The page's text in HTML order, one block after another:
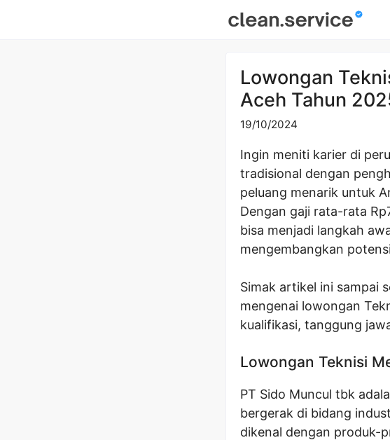
Lowongan
Aceh Tahun
19/10/2024
Ingin meniti karier di
tradisional dengan
peluang menarik untuk
Dengan gaji rata-rata
bisa menjadi langkah
mengembangkan
Simak artikel ini sampai
mengenai lowongan
kualifikasi, tanggung
Lowongan Teknisi
PT Sido Muncul tbk
bergerak di bidang
dikenal dengan produk-